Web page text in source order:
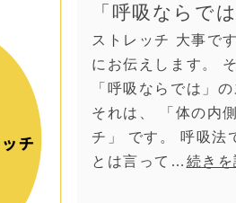
「呼吸ならで
ストレッチ 大事で
にお伝えします。
「呼吸ならでは」
それは、 「体の内
チ」 です。 呼吸法
とは言って… 続きを